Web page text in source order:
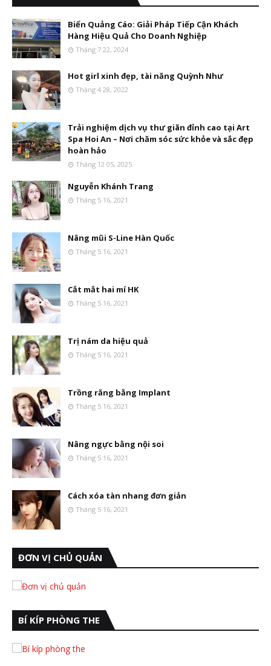
Biển Quảng Cáo: Giải Pháp Tiếp Cận Khách
Hàng Hiệu Quả Cho Doanh Nghiệp
Tháng 7 22, 2024
Hot girl xinh đẹp, tài năng Quỳnh Như
Tháng 4 28, 2022
Trải nghiệm dịch vụ thư giãn đỉnh cao tại Art
Spa Hoi An – Nơi chăm sóc sức khỏe và sắc đẹp
hoàn hảo
Tháng 12 05, 2025
Nguyễn Khánh Trang
Tháng 5 16, 2021
Nâng mũi S-Line Hàn Quốc
Tháng 5 16, 2021
Cắt mắt hai mí HK
Tháng 5 16, 2021
Trị nám da hiệu quả
Tháng 5 16, 2021
Trồng răng bằng Implant
Tháng 5 16, 2021
Nâng ngực bằng nội soi
Tháng 5 16, 2021
Cách xóa tàn nhang đơn giản
Tháng 5 16, 2021
ĐƠN VỊ CHỦ QUẢN
BÍ KÍP PHÒNG THE